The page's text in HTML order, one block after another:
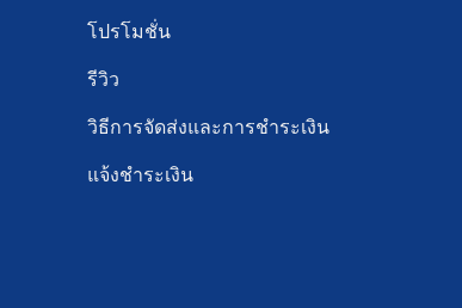
โปรโมชั่น
รีวิว
วิธีการจัดส่งและการชำระเงิน
แจ้งชำระเงิน